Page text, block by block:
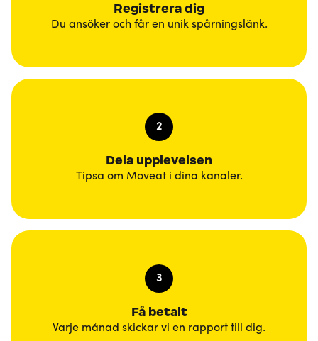
Registrera dig
Du ansöker och får en unik spårningslänk.
2
Dela upplevelsen
Tipsa om Moveat i dina kanaler.
3
Få betalt
Varje månad skickar vi en rapport till dig.